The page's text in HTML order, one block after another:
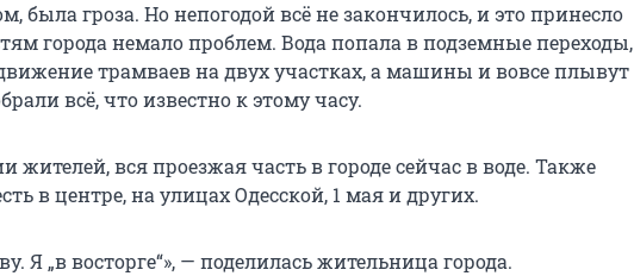
была гроза. Но непогодой всё не закончилось, и это принесло
города немало проблем. Вода попала в подземные переходы,
трамваев на двух участках, а машины и вовсе плывут
всё, что известно к этому часу.
жителей, вся проезжая часть в городе сейчас в воде. Также
в центре, на улицах Одесской, 1 мая и других.
Я „в восторге“», — поделилась жительница города.